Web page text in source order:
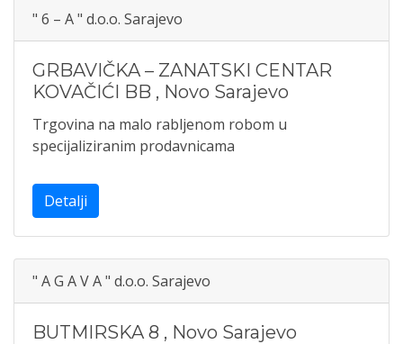
" 6 – A " d.o.o. Sarajevo
GRBAVIČKA – ZANATSKI CENTAR
KOVAČIĆI BB , Novo Sarajevo
Trgovina na malo rabljenom robom u
specijaliziranim prodavnicama
Detalji
" A G A V A " d.o.o. Sarajevo
BUTMIRSKA 8 , Novo Sarajevo